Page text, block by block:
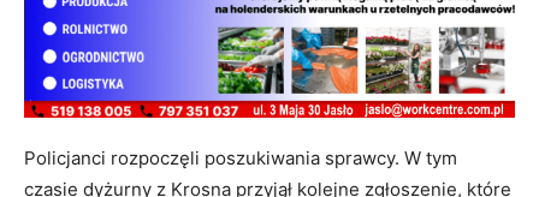
Policjanci rozpoczęli poszukiwania sprawcy. W tym
czasie dyżurny z Krosna przyjął kolejne zgłoszenie, które